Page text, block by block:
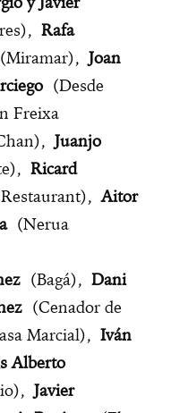
Rafa
(Miramar), Joan
(Desde
Freixa
Juanjo
Ricard
Restaurant),Aitor
(Nerua
(Bagá), Dani
(Cenador de
Marcial), Iván
Alberto
Javier